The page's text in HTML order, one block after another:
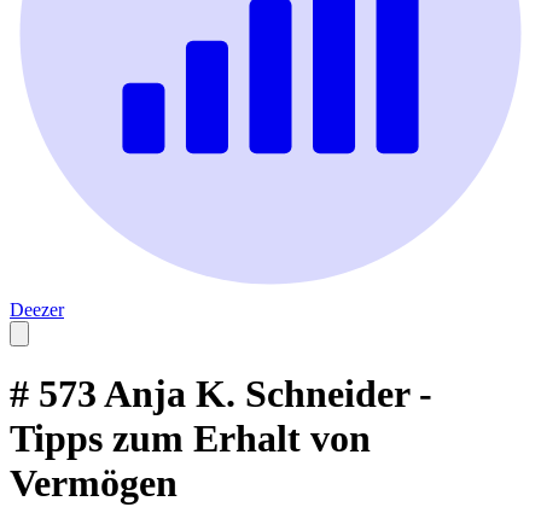
Deezer
# 573 Anja K. Schneider -
Tipps zum Erhalt von
Vermögen